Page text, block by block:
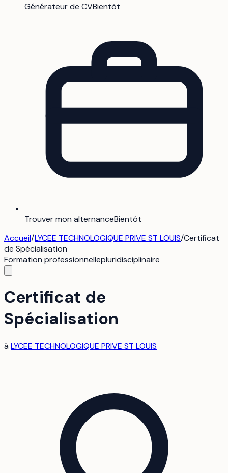
Générateur de CVBientôt
Trouver mon alternanceBientôt
Accueil/LYCEE TECHNOLOGIQUE PRIVE ST LOUIS/Certificat
de Spécialisation
Formation professionnellepluridisciplinaire
Certificat de
Spécialisation
à LYCEE TECHNOLOGIQUE PRIVE ST LOUIS